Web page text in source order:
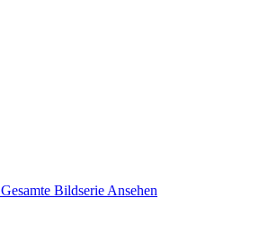
Gesamte Bildserie Ansehen